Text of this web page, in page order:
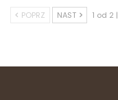
POPRZ NAST 1 od 2 |